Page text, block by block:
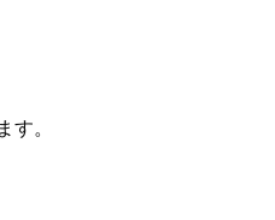
す。